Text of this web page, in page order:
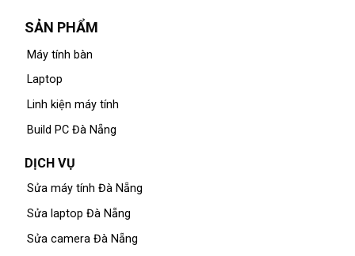
SẢN PHẨM
Máy tính bàn
Laptop
Linh kiện máy tính
Build PC Đà Nẵng
DỊCH VỤ
Sửa máy tính Đà Nẵng
Sửa laptop Đà Nẵng
Sửa camera Đà Nẵng